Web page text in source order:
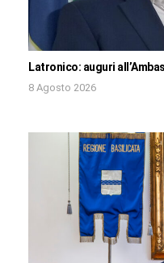
Latronico: auguri
8 Agosto 2026